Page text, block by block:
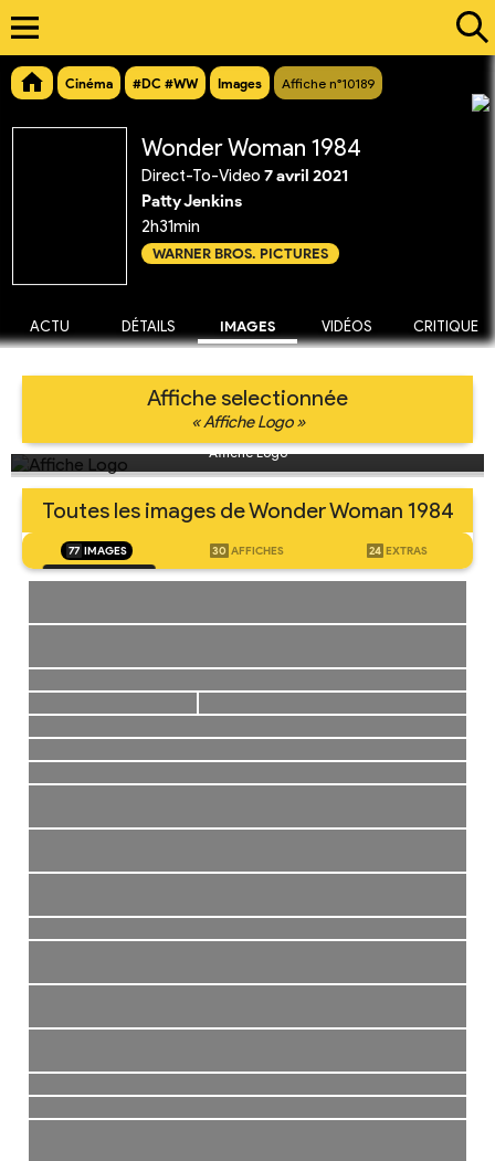
Cinéma #DC #WW Images Affiche n°10189
Wonder Woman 1984
Direct-To-Video 7 avril 2021
Patty Jenkins
2h31min
WARNER BROS. PICTURES
ACTU DÉTAILS IMAGES VIDÉOS CRITIQUE
Affiche selectionnée
« Affiche Logo »
Affiche Logo
Toutes les images de Wonder Woman 1984
77 IMAGES 30 AFFICHES 24 EXTRAS